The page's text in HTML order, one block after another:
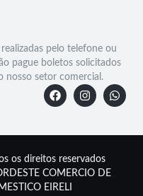
pelo telefone ou
pague boletos solicitados
nosso setor comercial.
os direitos reservados
COMERCIO DE
EIRELI